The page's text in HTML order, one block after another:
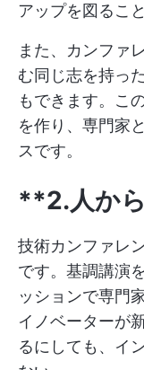
アップを図るこ
また、カンファ
む同じ志を持っ
もできます。こ
を作り、専門家
スです。
**2.人か
技術カンファレ
です。基調講演
ッションで専門
イノベーターが
るにしても、イ